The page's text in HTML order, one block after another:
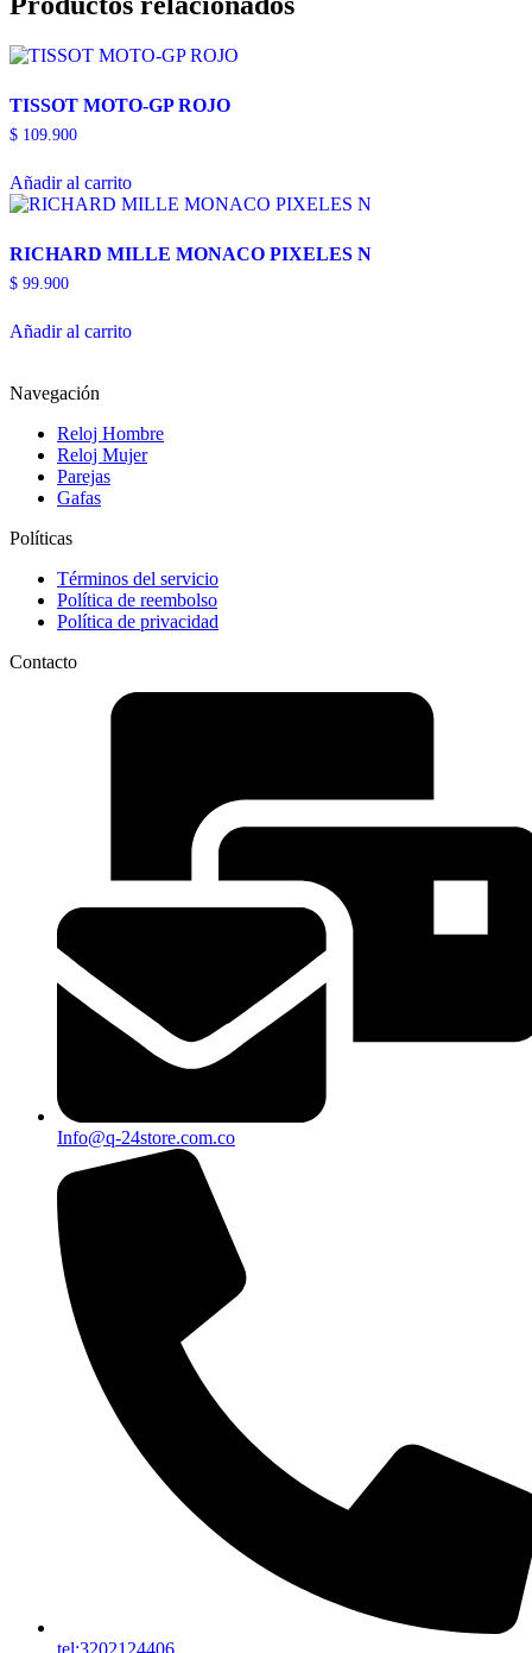
TISSOT MOTO-GP ROJO
$ 109.900
Añadir al carrito
RICHARD MILLE MONACO PIXELES N
$ 99.900
Añadir al carrito
Navegación
Reloj Hombre
Reloj Mujer
Parejas
Gafas
Políticas
Términos del servicio
Política de reembolso
Política de privacidad
Contacto
Info@q-24store.com.co